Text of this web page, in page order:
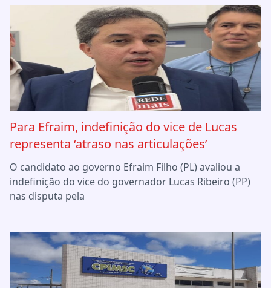
Para Efraim, indefinição do vice de Lucas
representa ‘atraso nas articulações’
O candidato ao governo Efraim Filho (PL) avaliou a
indefinição do vice do governador Lucas Ribeiro (PP)
nas disputa pela